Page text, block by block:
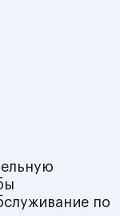
по